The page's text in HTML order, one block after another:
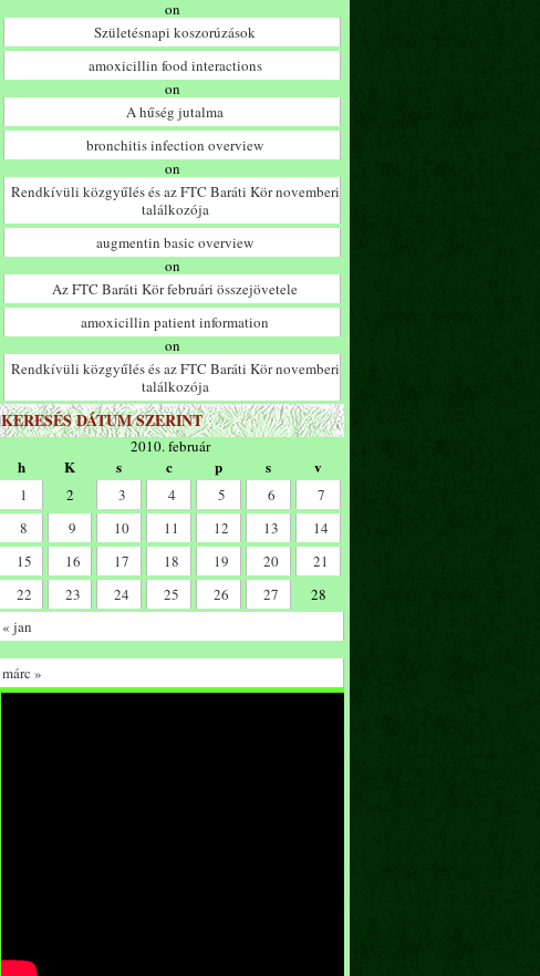
on
Születésnapi koszorúzások
amoxicillin food interactions
on
A hűség jutalma
bronchitis infection overview
on
Rendkívüli közgyűlés és az FTC Baráti Kör novemberi
találkozója
augmentin basic overview
on
Az FTC Baráti Kör februári összejövetele
amoxicillin patient information
on
Rendkívüli közgyűlés és az FTC Baráti Kör novemberi
találkozója
KERESÉS DÁTUM SZERINT
2010. február
h K s c p s v
1 2 3 4 5 6
7
8
9 10 11 12 13
14
15
16 17 18 19 20
21
22
23 24 25 26 27
28
« jan
márc »